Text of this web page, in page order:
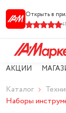
Открыть в
41
АКЦИИ
Каталог
Наборы